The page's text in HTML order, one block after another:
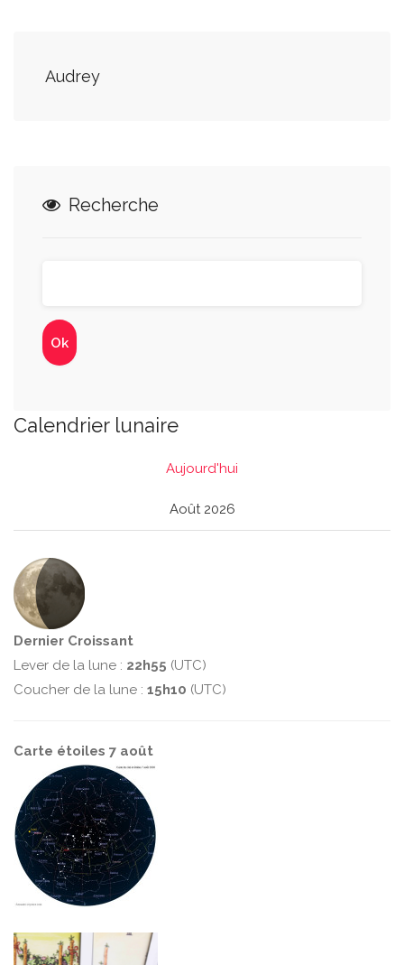
Audrey
Recherche
Calendrier lunaire
Aujourd'hui
Août 2026
Dernier Croissant
Lever de la lune : 22h55 (UTC)
Coucher de la lune : 15h10 (UTC)
Carte étoiles 7 août